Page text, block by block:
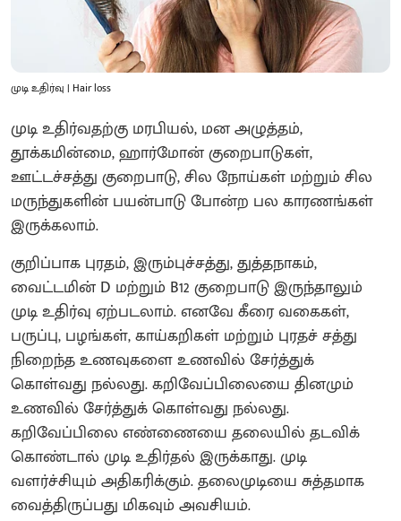
முடி உதிர்வு | Hair loss
முடி உதிர்வதற்கு மரபியல், மன அழுத்தம்,
தூக்கமின்மை, ஹார்மோன் குறைபாடுகள்,
ஊட்டச்சத்து குறைபாடு, சில நோய்கள் மற்றும் சில
மருந்துகளின் பயன்பாடு போன்ற பல காரணங்கள்
இருக்கலாம்.
குறிப்பாக புரதம், இரும்புச்சத்து, துத்தநாகம்,
வைட்டமின் D மற்றும் B12 குறைபாடு இருந்தாலும்
முடி உதிர்வு ஏற்படலாம். எனவே கீரை வகைகள்,
பருப்பு, பழங்கள், காய்கறிகள் மற்றும் புரதச் சத்து
நிறைந்த உணவுகளை உணவில் சேர்த்துக்
கொள்வது நல்லது. கறிவேப்பிலையை தினமும்
உணவில் சேர்த்துக் கொள்வது நல்லது.
கறிவேப்பிலை எண்ணையை தலையில் தடவிக்
கொண்டால் முடி உதிர்தல் இருக்காது. முடி
வளர்ச்சியும் அதிகரிக்கும். தலைமுடியை சுத்தமாக
வைத்திருப்பது மிகவும் அவசியம்.